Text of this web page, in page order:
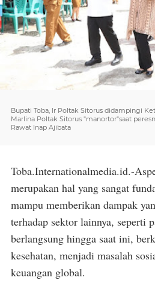
Bupati Toba, Ir Poltak Sitorus didampingi
Marlina Poltak Sitorus "manortor"saat
Rawat Inap Ajibata
Toba.Internationalmedia.id.-
merupakan hal yang sangat
mampu memberikan dampak
terhadap sektor lainnya, seperti
berlangsung hingga saat ini,
kesehatan, menjadi masalah
keuangan global.